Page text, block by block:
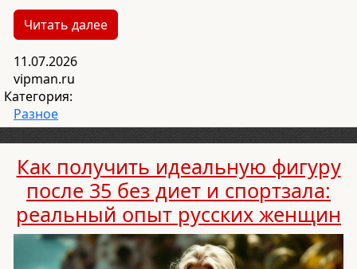
Читать далее
11.07.2026
vipman.ru
Категория:
Разное
Как получить идеальную фигуру
после 35 без диет и спортзала:
реальный опыт русских женщин